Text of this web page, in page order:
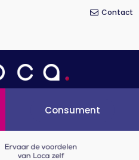
Contact
Consument